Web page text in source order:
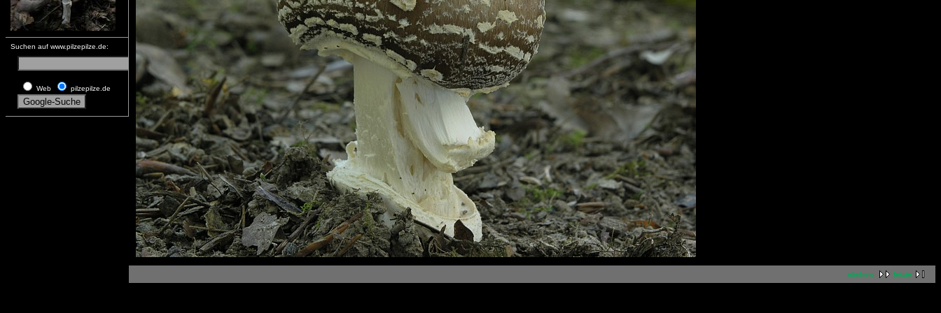
Suchen auf www.pilzepilze.de:
Web pilzepilze.de
nächste letzte